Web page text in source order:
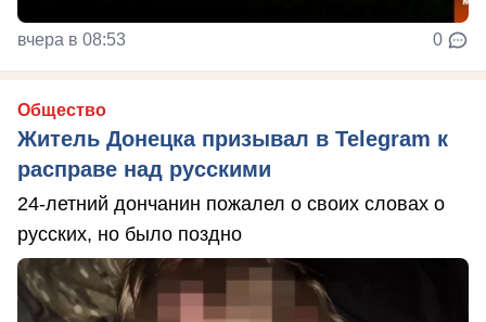
вчера в 08:53 0
Общество
Житель Донецка призывал в Telegram к
расправе над русскими
24-летний дончанин пожалел о своих словах о
русских, но было поздно